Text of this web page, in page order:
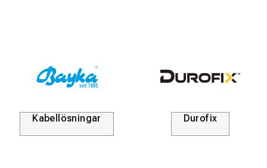
Kabellösningar Durofix